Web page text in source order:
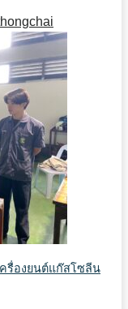
รื่องยนต์แก๊สโซลีน